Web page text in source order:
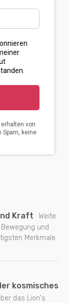
Kraft
Weite
und
Merkmale
kosmisches
das Lion's